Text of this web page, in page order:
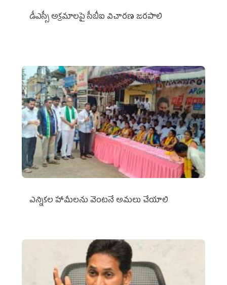
డీఎస్సీ అక్రమాలపై సీబీఐ విచారణ జరపాలి
ఎన్నికల హామీలను వెంటనే అమలు చేయాలి